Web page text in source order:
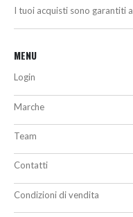
I tuoi acquisti sono garantiti
MENU
Login
Marche
Team
Contatti
Condizioni di vendita